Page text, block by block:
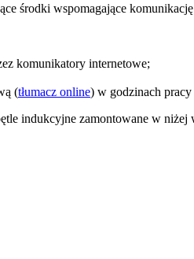
środki wspomagające
komunikatory internetowe;
(tłumacz online) w godzinach pracy
indukcyjne zamontowane w